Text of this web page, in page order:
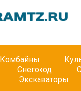
Комбайны
Снегоход
Экскаваторы